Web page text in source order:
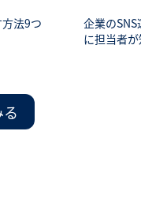
法9つ
企業の
に担当者